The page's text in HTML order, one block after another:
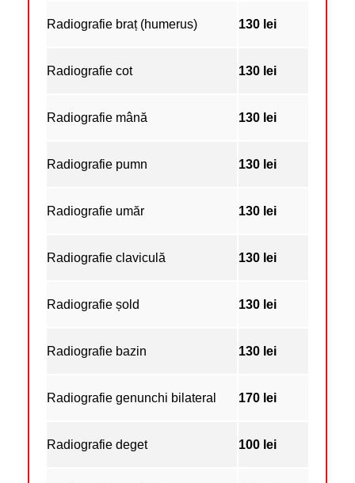
Radiografie braț (humerus) 130 lei
Radiografie cot 130 lei
Radiografie mână 130 lei
Radiografie pumn 130 lei
Radiografie umăr 130 lei
Radiografie claviculă 130 lei
Radiografie șold 130 lei
Radiografie bazin 130 lei
Radiografie genunchi bilateral 170 lei
Radiografie deget 100 lei